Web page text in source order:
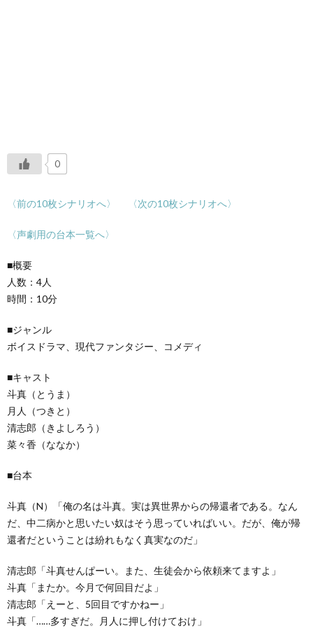
0
〈前の10枚シナリオへ〉 〈次の10枚シナリオへ〉
〈声劇用の台本一覧へ〉
■概要
人数：4人
時間：10分
■ジャンル
ボイスドラマ、現代ファンタジー、コメディ
■キャスト
斗真（とうま）
月人（つきと）
清志郎（きよしろう）
菜々香（ななか）
■台本
斗真（N）「俺の名は斗真。実は異世界からの帰還者である。なん
だ、中二病かと思いたい奴はそう思っていればいい。だが、俺が帰
還者だということは紛れもなく真実なのだ」
清志郎「斗真せんぱーい。また、生徒会から依頼来てますよ」
斗真「またか。今月で何回目だよ」
清志郎「えーと、5回目ですかねー」
斗真「……多すぎだ。月人に押し付けておけ」